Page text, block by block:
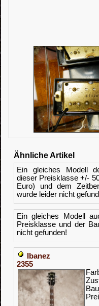
Ähnliche Artikel
Ein gleiches Modell
dieser Preisklasse +/-
Euro) und dem
wurde leider nicht
Ein gleiches Modell
Preisklasse und der
nicht gefunden!
Ibanez
2355